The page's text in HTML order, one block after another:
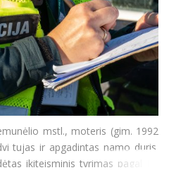
mstl., moteris (gim. 1992
tujas ir apgadintas namo duris.
ikiteisminis tyrimas pagal LR
ar sugadinimas).